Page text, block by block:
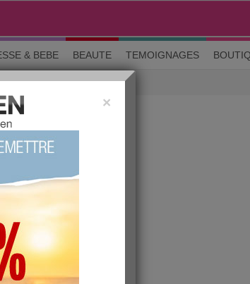
M'inscrire| Me connecter|
& BEBE BEAUTE TEMOIGNAGES
×